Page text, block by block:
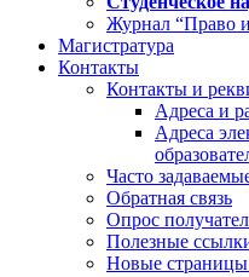
Журнал “Право
Магистратура
Контакты
Контакты и
Адреса и
Адреса
Часто
Обратная связь
Опрос
Полезные
Новые